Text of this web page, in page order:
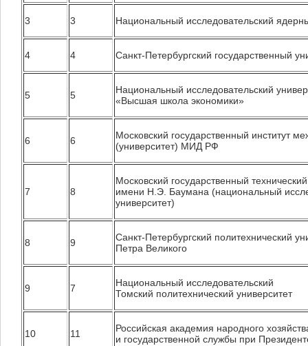
3 3 Национальный исследовательский
4 4 Санкт-Петербургский государственный
5 5
Национальный исследовательский
«Высшая школа экономики»
6 6
Московский государственный институт
(университет) МИД РФ
7 8
Московский государственный
имени Н.Э. Баумана (национальный
университет)
8 9
Санкт-Петербургский политехнический
Петра Великого
9 7
Национальный исследовательский
Томский политехнический университет
10 11
Российская академия народного
и государственной службы при